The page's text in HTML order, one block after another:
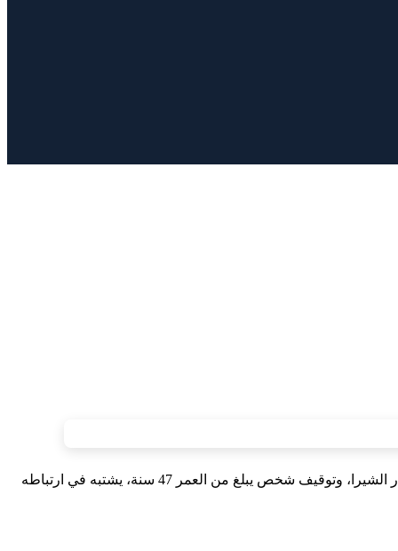
تمكنت عناصر المصلحة الولائية للشرطة القضائية بمدينة العيون، مساء أمس الجمعة، من إحباط محاولة تهريب طن و381 كيلوغراما من مخدر الشيرا، وتوقيف شخص يبلغ من العمر 47 سنة، يشتبه في ارتباطه